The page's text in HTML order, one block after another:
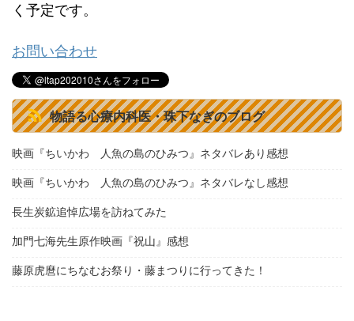
く予定です。
お問い合わせ
物語る心療内科医・珠下なぎのブログ
映画『ちいかわ 人魚の島のひみつ』ネタバレあり感想
映画『ちいかわ 人魚の島のひみつ』ネタバレなし感想
長生炭鉱追悼広場を訪ねてみた
加門七海先生原作映画『祝山』感想
藤原虎麿にちなむお祭り・藤まつりに行ってきた！